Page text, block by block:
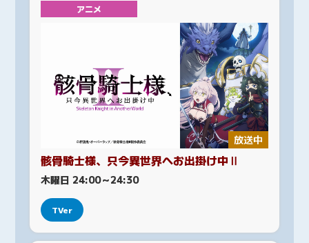
アニメ
放送中
骸骨騎士様、只今異世界へお出掛け中Ⅱ
木曜日 24:00～24:30
TVer